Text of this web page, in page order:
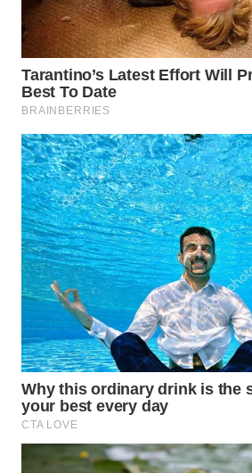
WN
KARO
WN
SIMALUNGUN
WN
LABUHANBATU
WN
TAPANULI
TENGAH
WN DELI
SERDANG
WN
TEBING
TINGGI
WN
PAKPAK